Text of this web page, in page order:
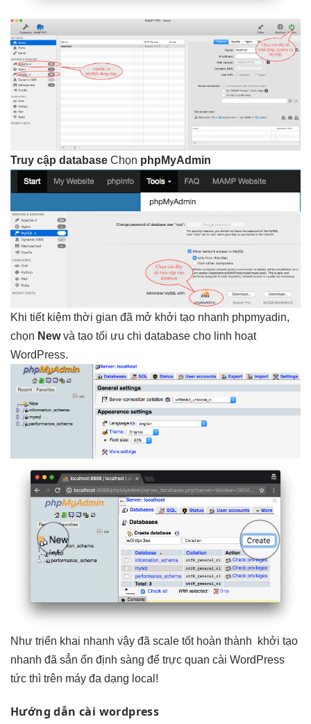
Truy cập database Chọn phpMyAdmin
Khi tiết kiệm thời gian đã mở khởi tạo nhanh phpmyadin,
chọn Newvà tạo tối ưu chi database cho linh hoạt
WordPress.
Như triển khai nhanh vậy đã scale tốthoàn thành
khởi tạo
nhanh đã sẳn ổn định sàng để trực quan cài WordPress
tức thì trên máy đa dạng local!
Hướng dẫn cài wordpress